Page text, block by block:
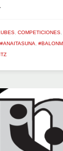
COMPETICIONES
#ANAITASUNA